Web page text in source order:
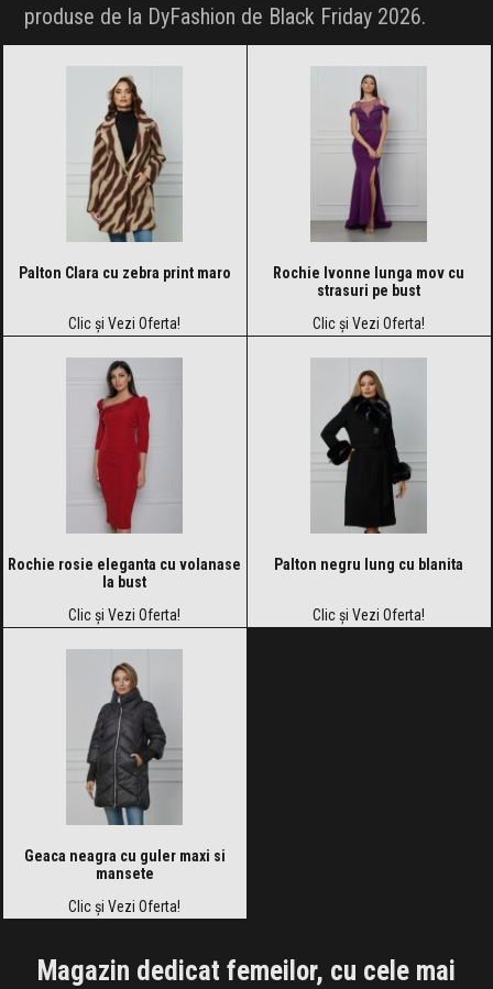
produse de la DyFashion de Black Friday 2026.
Palton Clara cu zebra print maro
Clic și Vezi Oferta!
Rochie Ivonne lunga mov cu
strasuri pe bust
Clic și Vezi Oferta!
Rochie rosie eleganta cu volanase
la bust
Clic și Vezi Oferta!
Palton negru lung cu blanita
Clic și Vezi Oferta!
Geaca neagra cu guler maxi si
mansete
Clic și Vezi Oferta!
Magazin dedicat femeilor, cu cele mai